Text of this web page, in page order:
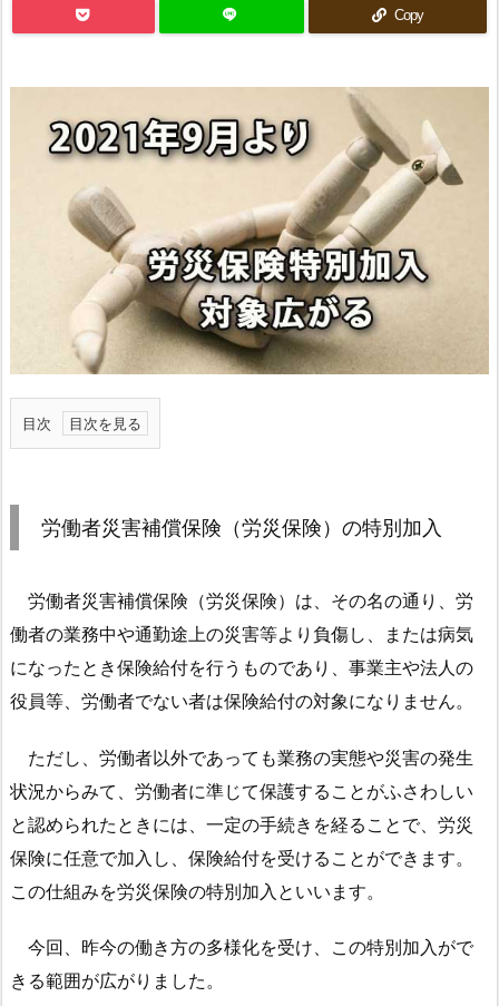
Copy
目次
1.
者
害
補
険
災
保
険）
の
特
加
入
労働者災害補償保険（労災保険）の特別加入
労働者災害補償保険（労災保険）は、その名の通り、労
働者の業務中や通勤途上の災害等より負傷し、または病気
になったとき保険給付を行うものであり、事業主や法人の
役員等、労働者でない者は保険給付の対象になりません。
ただし、労働者以外であっても業務の実態や災害の発生
状況からみて、労働者に準じて保護することがふさわしい
と認められたときには、一定の手続きを経ることで、労災
保険に任意で加入し、保険給付を受けることができます。
この仕組みを労災保険の特別加入といいます。
今回、昨今の働き方の多様化を受け、この特別加入がで
きる範囲が広がりました。